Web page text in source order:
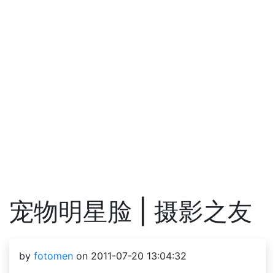
宠物明星脸 | 摄影之友
by fotomen on 2011-07-20 13:04:32